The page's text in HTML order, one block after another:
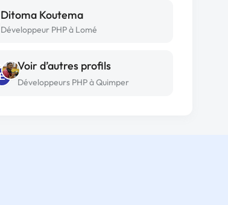
Ditoma Koutema
Développeur PHP à Lomé
E
Voir d’autres profils
Développeurs PHP à Quimper